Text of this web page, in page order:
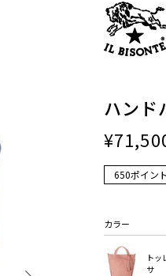
ハンド
650ポイン
カラー
トッ
サ